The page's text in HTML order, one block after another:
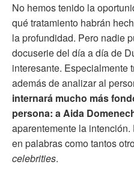
No hemos tenido la
qué tratamiento habrán
la profundidad. Pero nadie
docuserie del día a día de
interesante. Especialmente
además de analizar al
internará mucho más
persona: a Aida
aparentemente la
en palabras como tantos
celebrities.